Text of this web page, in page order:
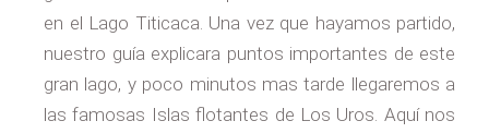
en el Lago Titicaca. Una vez que hayamos partido,
nuestro guía explicara puntos importantes de este
gran lago, y poco minutos mas tarde llegaremos a
las famosas Islas flotantes de Los Uros. Aquí nos